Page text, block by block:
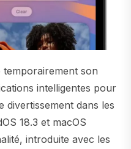
temporairement son
intelligentes pour
divertissement dans les
18.3 et macOS
introduite avec les